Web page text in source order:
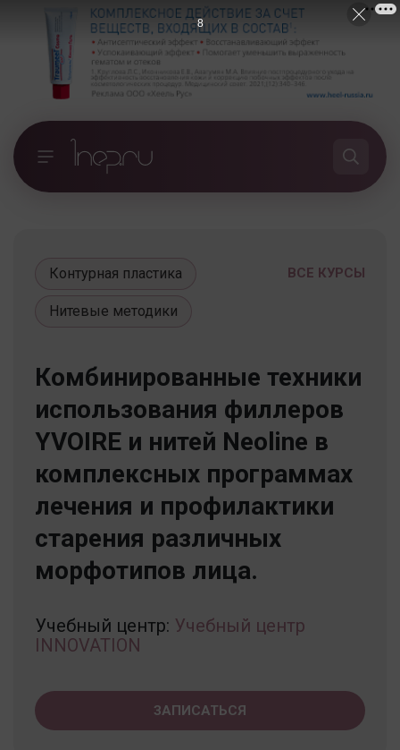
ВСЕ КУРСЫ
Контурная пластика
Нитевые методики
Комбинированные техники
использования филлеров
YVOIRE и нитей Neoline в
комплексных программах
лечения и профилактики
старения различных
морфотипов лица.
Учебный центр: Учебный центр
INNOVATION
ЗАПИСАТЬСЯ
7